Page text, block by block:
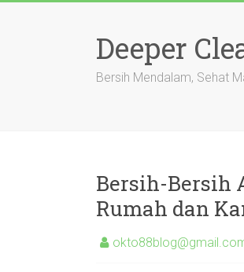
Deeper
Bersih Mendalam, Sehat
Bersih-Bersih
Rumah dan